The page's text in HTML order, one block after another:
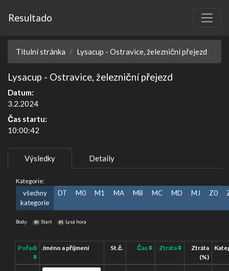
Resultado
Titulní stránka Lysacup - Ostravice, železniční přejezd
Lysacup - Ostravice, železniční přejezd
Datum:
3.2.2024
Čas startu:
10:00:42
Výsledky Detaily
Kategorie:
všechny
kategorie
DT M0 M1 MA MB MC MD MJ Z0
Body: #0 Start #1 Lysá hora
Pořadí Jméno a příjmení St.č. Čas Ztráta
Ztráta
(%)